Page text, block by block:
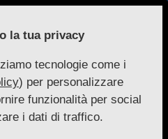
la tua privacy
tecnologie come i
) per personalizzare
funzionalità per social
i dati di traffico.